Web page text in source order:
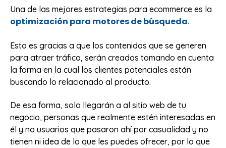
Una de las mejores estrategias para ecommerce es la
optimización para motores de búsqueda.
Esto es gracias a que los contenidos que se generen
para atraer tráfico, serán creados tomando en cuenta
la forma en la cual los clientes potenciales están
buscando lo relacionado al producto.
De esa forma, solo llegarán a al sitio web de tu
negocio, personas que realmente estén interesadas en
él y no usuarios que pasaron ahí por casualidad y no
tienen ni idea de lo que les puedes ofrecer, por lo que